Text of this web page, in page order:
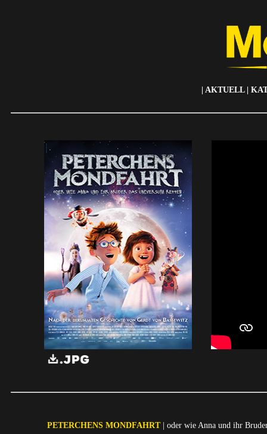
AKTUELL|
PETERCHENS MONDFAHRT| oder wie Anna und ihr